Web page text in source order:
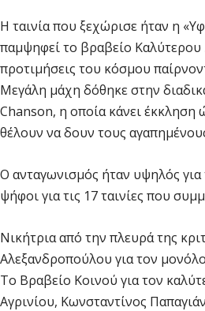
Η ταινία που ξεχώρισε ήταν η
παμψηφεί το βραβείο Καλύτερου
προτιμήσεις του κόσμου
Μεγάλη μάχη δόθηκε στην
Chanson, η οποία κάνει έκκληση
θέλουν να δουν τους
Ο ανταγωνισμός ήταν υψηλός
ψήφοι για τις 17 ταινίες που
Νικήτρια από την πλευρά της
Αλεξανδροπούλου για τον
Το Βραβείο Κοινού για τον
Αγρινίου, Κωνσταντίνος